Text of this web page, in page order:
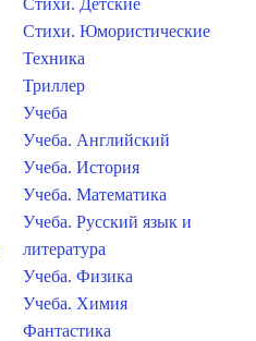
Стихи. Детские
Стихи. Юмористические
Техника
Триллер
Учеба
Учеба. Английский
Учеба. История
Учеба. Математика
Учеба. Русский язык и
литература
Учеба. Физика
Учеба. Химия
Фантастика